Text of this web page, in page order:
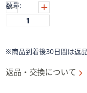
て
き
ま
数量:
※商品到着後30日間は返
返品・交換について